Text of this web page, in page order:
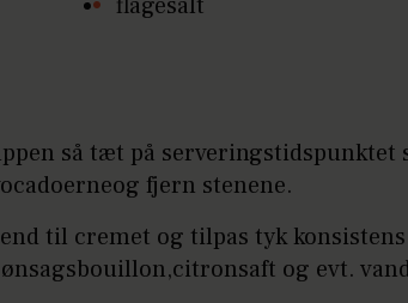
så tæt på
fjern stenene.
til cremet og tilpas tyk
og evt.